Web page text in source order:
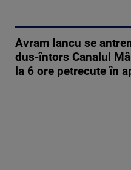
Avram Iancu se
dus-întors Canalul
la 6 ore petrecute în